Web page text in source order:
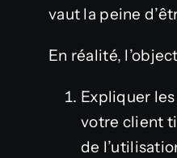
vaut la peine
En réalité,
Expliquer les
votre client
de